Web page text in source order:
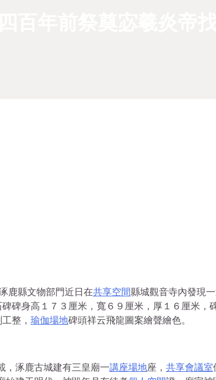
鹿縣文物部門近日在共享空間縣城觀音寺內發現
碑身高１７３厘米，寬６９厘米，厚１６厘米，
整， 瑜伽場地碑頭祥云飛龍圖案繪聲繪色。
，涿鹿古城建有三皇廟一講座場地座， 共享會議室